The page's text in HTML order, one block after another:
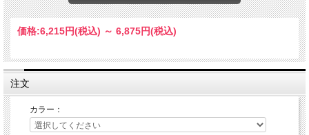
価格:6,215円(税込) ～ 6,875円(税込)
注文
カラー：